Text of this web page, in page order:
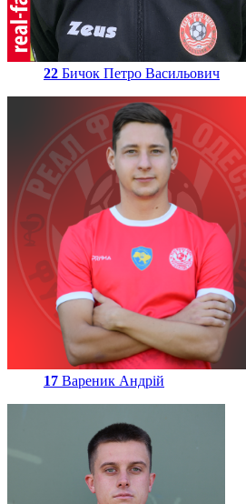
22 Бичок Петро Васильович
17 Вареник Андрій